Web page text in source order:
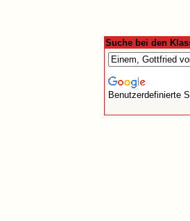
Suche bei den
Benutzerdefinierte